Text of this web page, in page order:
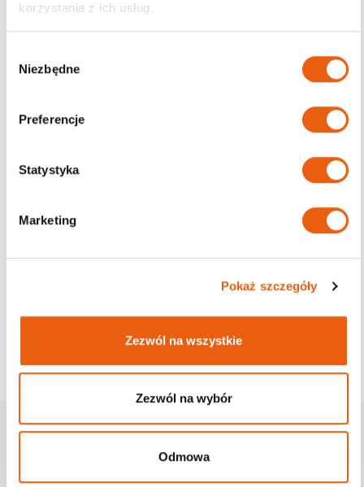
korzystania z ich usług.
Niezbędne
Preferencje
Statystyka
Marketing
Pokaż szczegóły
Zezwól na wszystkie
Zezwól na wybór
Odmowa
Zapisz Się Na Newsletter
Bądź na bieżąco z naszymi wszystkimi nowościami i promocjami.